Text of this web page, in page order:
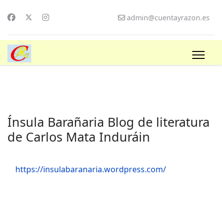
admin@cuentayrazon.es
Ínsula Barañaria Blog de literatura
de Carlos Mata Induráin
https://insulabaranaria.wordpress.com/